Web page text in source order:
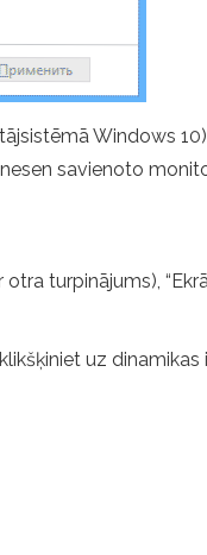
Windows
savienoto
turpinājums),
uz